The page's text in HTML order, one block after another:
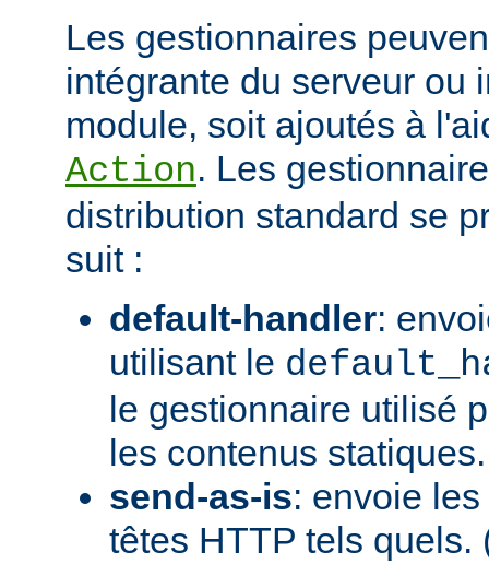
Les gestionnaires
intégrante du serveur ou
module, soit ajoutés à
Action. Les
distribution standard se
suit :
default-handler:
utilisant le
le gestionnaire utilisé
les contenus
send-as-is: envoie
têtes HTTP tels quels.